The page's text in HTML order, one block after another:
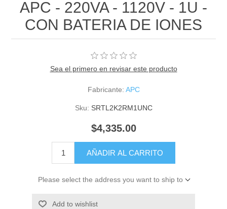
APC - 220VA - 1120V - 1U -
CON BATERIA DE IONES
Sea el primero en revisar este producto
Fabricante: APC
Sku: SRTL2K2RM1UNC
$4,335.00
AÑADIR AL CARRITO
Please select the address you want to ship to
Add to wishlist